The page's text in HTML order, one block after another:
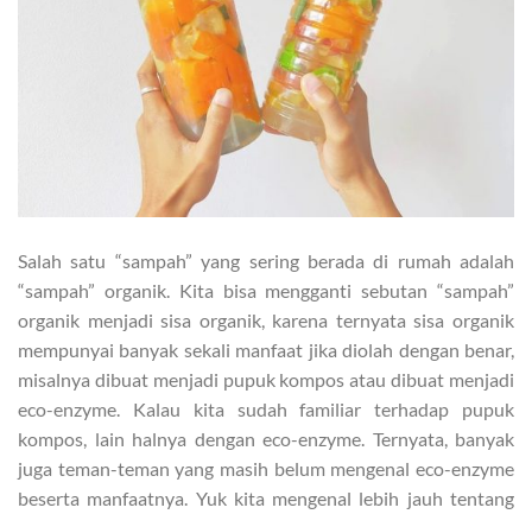
Salah satu “sampah” yang sering berada di rumah adalah
“sampah” organik. Kita bisa mengganti sebutan “sampah”
organik menjadi sisa organik, karena ternyata sisa organik
mempunyai banyak sekali manfaat jika diolah dengan benar,
misalnya dibuat menjadi pupuk kompos atau dibuat menjadi
eco-enzyme. Kalau kita sudah familiar terhadap pupuk
kompos, lain halnya dengan eco-enzyme. Ternyata, banyak
juga teman-teman yang masih belum mengenal eco-enzyme
beserta manfaatnya. Yuk kita mengenal lebih jauh tentang